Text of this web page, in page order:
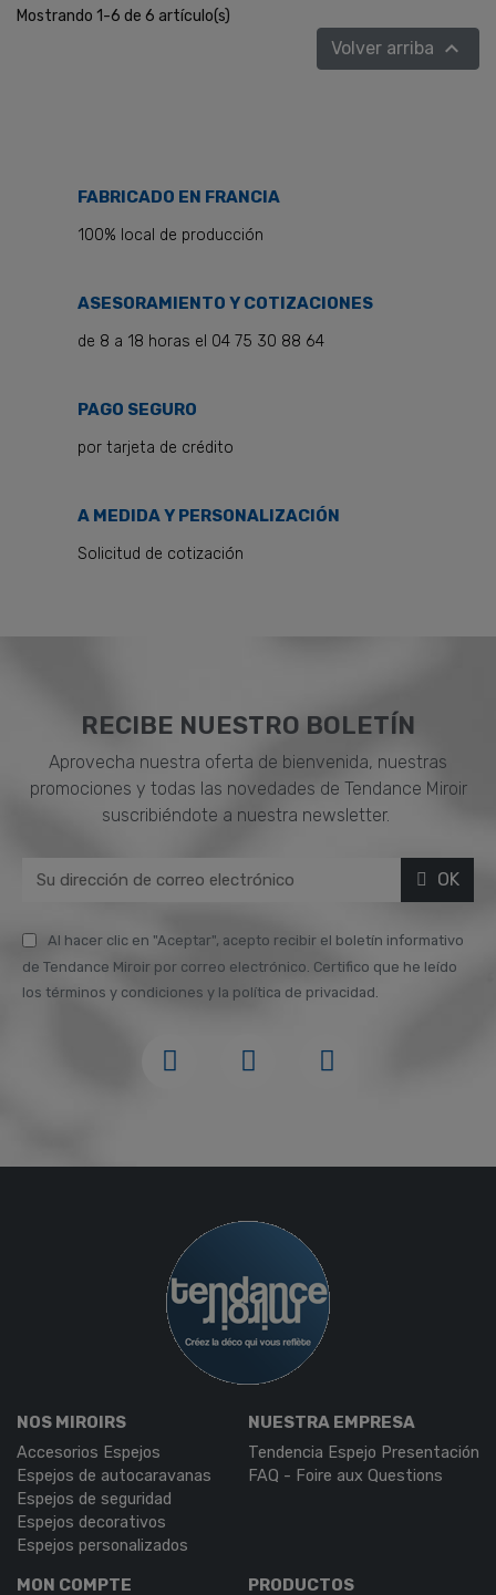
Mostrando 1-6 de 6 artículo(s)
Volver arriba 
FABRICADO EN FRANCIA
100% local de producción
ASESORAMIENTO Y COTIZACIONES
de 8 a 18 horas el 04 75 30 88 64
PAGO SEGURO
por tarjeta de crédito
A MEDIDA Y PERSONALIZACIÓN
Solicitud de cotización
RECIBE NUESTRO BOLETÍN
Aprovecha nuestra oferta de bienvenida, nuestras
promociones y todas las novedades de Tendance Miroir
suscribiéndote a nuestra newsletter.
OK
Al hacer clic en "Aceptar", acepto recibir el boletín informativo
de Tendance Miroir por correo electrónico. Certifico que he leído
los términos y condiciones y la política de privacidad.
NOS MIROIRS
Accesorios Espejos
Espejos de autocaravanas
Espejos de seguridad
Espejos decorativos
Espejos personalizados
NUESTRA EMPRESA
Tendencia Espejo Presentación
FAQ - Foire aux Questions
MON COMPTE PRODUCTOS